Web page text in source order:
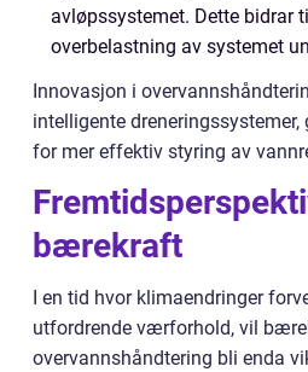
avløpssystemet. Dette bidrar
overbelastning av systemet
Innovasjon i
intelligente
for mer effektiv styring av
bærekraft
I en tid hvor klimaendringer
utfordrende værforhold, vil
overvannshåndtering bli enda